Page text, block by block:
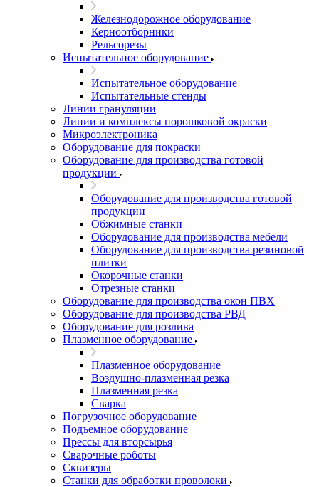
Железнодорожное оборудование
Керноотборники
Рельсорезы
Испытательное оборудование
Испытательное оборудование
Испытательные стенды
Линии грануляции
Линии и комплексы порошковой окраски
Микроэлектроника
Оборудование для покраски
Оборудование для производства готовой
продукции
Оборудование для производства готовой
продукции
Обжимные станки
Оборудование для производства мебели
Оборудование для производства резиновой
плитки
Окорочные станки
Отрезные станки
Оборудование для производства окон ПВХ
Оборудование для производства РВД
Оборудование для розлива
Плазменное оборудование
Плазменное оборудование
Воздушно-плазменная резка
Плазменная резка
Сварка
Погрузочное оборудование
Подъемное оборудование
Прессы для вторсырья
Сварочные роботы
Сквизеры
Станки для обработки проволоки